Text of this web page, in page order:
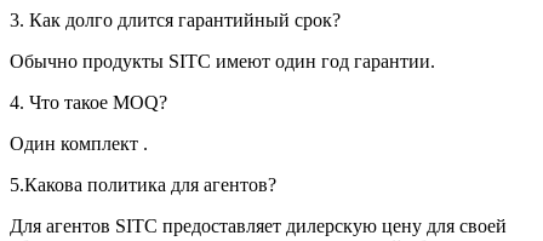
3. Как долго длится гарантийный срок?
Обычно продукты SITC имеют один год гарантии.
4. Что такое MOQ?
Один комплект .
5.Какова политика для агентов?
Для агентов SITC предоставляет дилерскую цену для своей